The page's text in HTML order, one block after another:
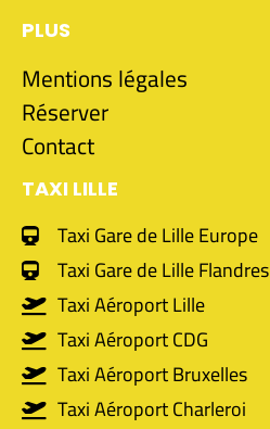
PLUS
Mentions légales
Réserver
Contact
TAXI LILLE
Taxi Gare de Lille Europe
Taxi Gare de Lille Flandres
Taxi Aéroport Lille
Taxi Aéroport CDG
Taxi Aéroport Bruxelles
Taxi Aéroport Charleroi